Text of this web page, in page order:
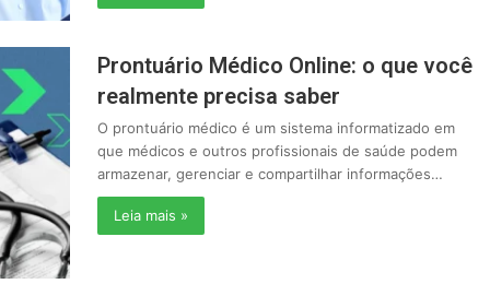
Prontuário Médico Online: o que você
realmente precisa saber
O prontuário médico é um sistema informatizado em
que médicos e outros profissionais de saúde podem
armazenar, gerenciar e compartilhar informações…
Leia mais »